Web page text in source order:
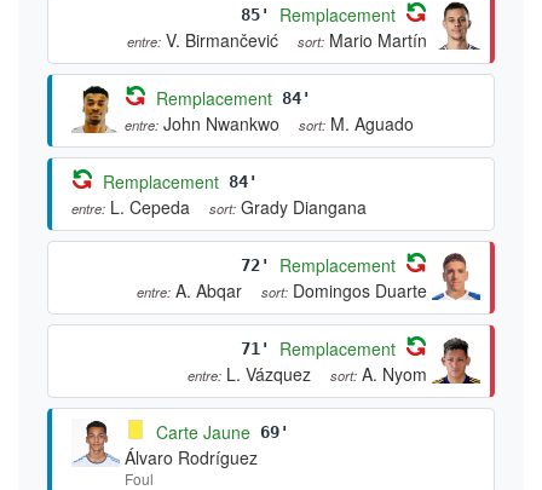
85' Remplacement
entre: V. Birmančević sort: Mario Martín
Remplacement 84'
entre: John Nwankwo sort: M. Aguado
Remplacement 84'
entre: L. Cepeda sort: Grady Diangana
72' Remplacement
entre: A. Abqar sort: Domingos Duarte
71' Remplacement
entre: L. Vázquez sort: A. Nyom
Carte Jaune 69'
Álvaro Rodríguez
Foul